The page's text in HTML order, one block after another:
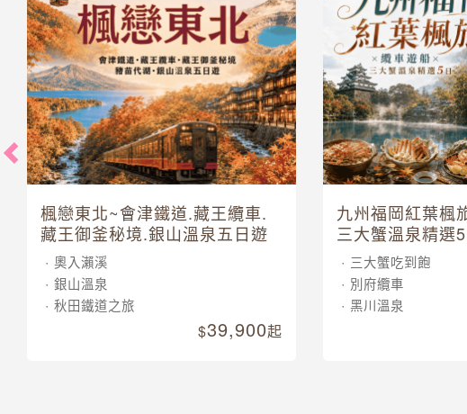
楓戀東北~會津鐵道.藏王纜車.
藏王御釜秘境.銀山溫泉五日遊
奧入瀨溪
銀山溫泉
秋田鐵道之旅
39,900起
九州福岡紅葉楓
三大蟹溫泉精選
三大蟹吃到飽
別府纜車
黑川溫泉